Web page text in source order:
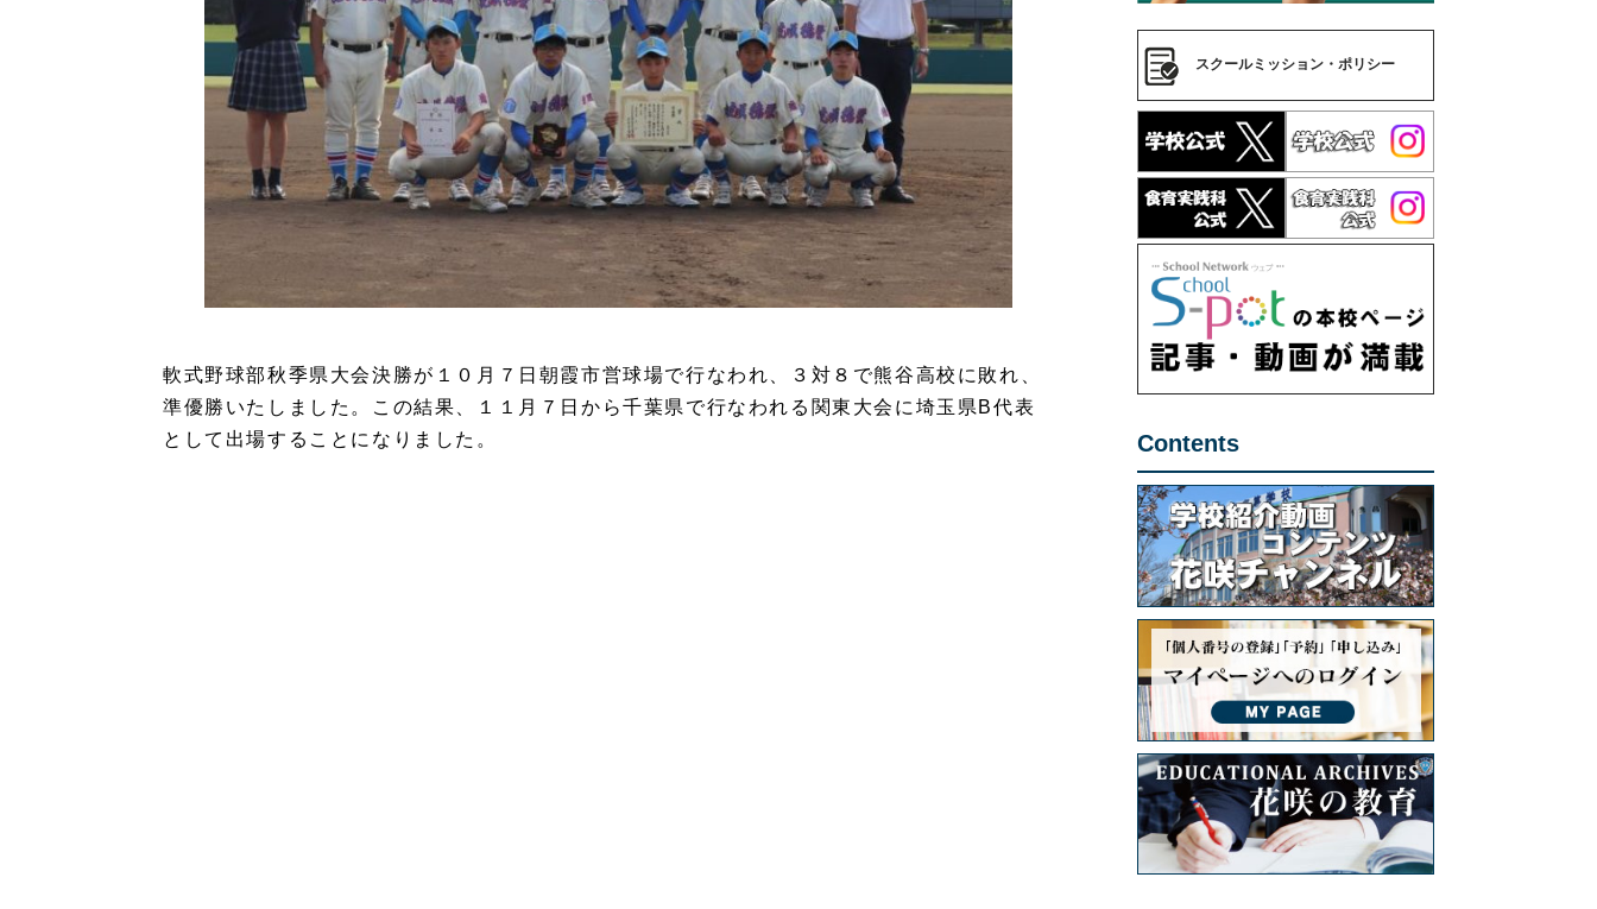
軟式野球部秋季県大会決勝が１０月７日朝霞市営球場で行なわれ、３対８で熊谷高校に敗れ、
準優勝いたしました。この結果、１１月７日から千葉県で行なわれる関東大会に埼玉県B代表
として出場することになりました。
スクールミッション・ポリシー
Contents